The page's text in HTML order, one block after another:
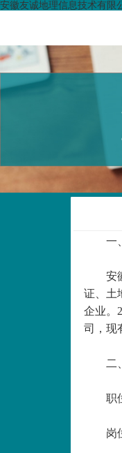
安徽友诚地理信息技术有限
一
安
证、土
企业。
司，现
二
职
岗